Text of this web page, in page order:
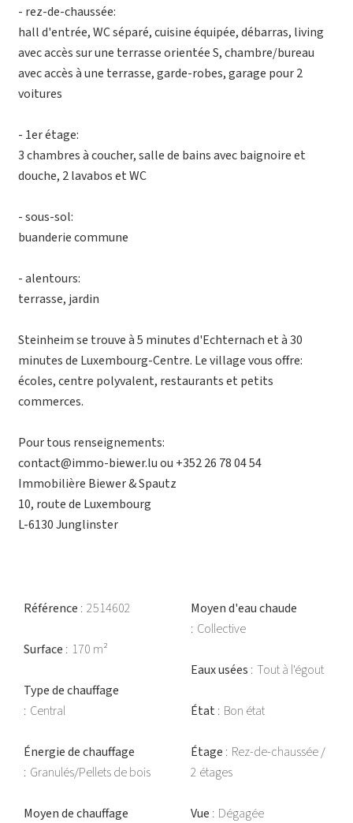
- rez-de-chaussée:
hall d'entrée, WC séparé, cuisine équipée, débarras, living
avec accès sur une terrasse orientée S, chambre/bureau
avec accès à une terrasse, garde-robes, garage pour 2
voitures
- 1er étage:
3 chambres à coucher, salle de bains avec baignoire et
douche, 2 lavabos et WC
- sous-sol:
buanderie commune
- alentours:
terrasse, jardin
Steinheim se trouve à 5 minutes d'Echternach et à 30
minutes de Luxembourg-Centre. Le village vous offre:
écoles, centre polyvalent, restaurants et petits
commerces.
Pour tous renseignements:
contact@immo-biewer.lu ou +352 26 78 04 54
Immobilière Biewer & Spautz
10, route de Luxembourg
L-6130 Junglinster
Référence 2514602
Surface 170 m²
Type de chauffage
Central
Énergie de chauffage
Granulés/Pellets de bois
Moyen de chauffage
Moyen d'eau chaude
Collective
Eaux usées Tout à l'égout
État Bon état
Étage Rez-de-chaussée /
2 étages
Vue Dégagée